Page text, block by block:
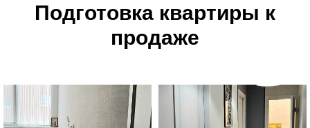
Подготовка квартиры к
продаже